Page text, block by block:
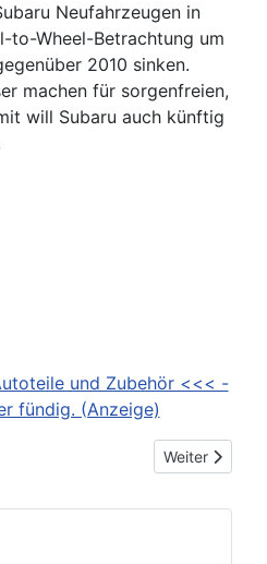
Neufahrzeugen in
to-Wheel-Betrachtung um
2010 sinken.
machen für sorgenfreien,
will Subaru auch künftig
und Zubehör <<< -
fündig. (Anzeige)
16: Aktuelle Generation des VW
Nächster
Weiter